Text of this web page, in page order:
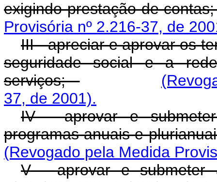
exigindo prestação de
Provisória nº 2.216-37, de
III - apreciar e aprovar os
seguridade social e a
serviços;
37, de 2001).
IV - aprovar e
programas anuais e
(Revogado pela Medida
V - aprovar e submeter